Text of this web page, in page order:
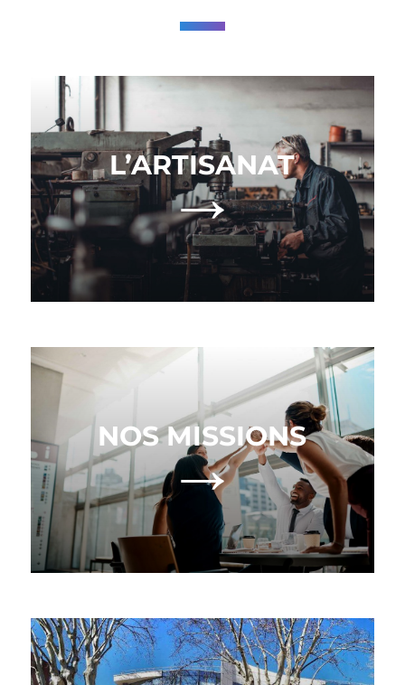
L’ARTISANAT
→
NOS MISSIONS
→